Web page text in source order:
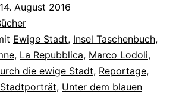
14. August 2016
Ewige Stadt, Insel Taschenbuch,
, La Repubblica, Marco Lodoli,
die ewige Stadt, Reportage,
Stadtporträt, Unter dem blauen